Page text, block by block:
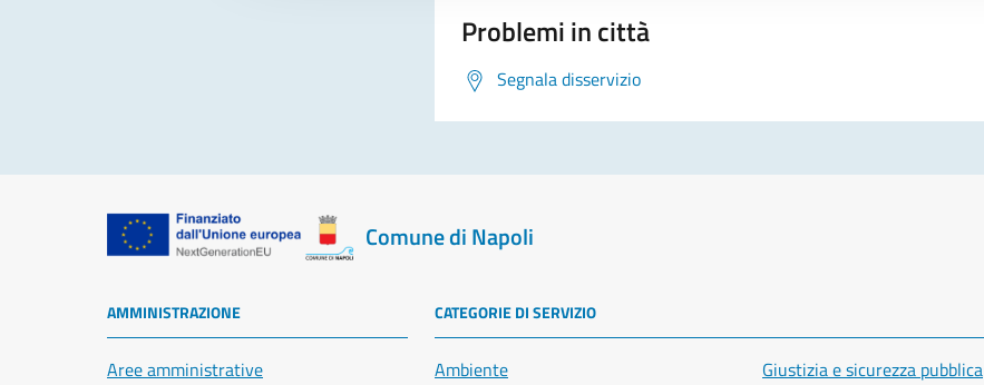
Problemi in città
Segnala disservizio
Comune di Napoli
AMMINISTRAZIONE
Aree amministrative
CATEGORIE DI SERVIZIO
Ambiente
Giustizia e sicurezza pubblica